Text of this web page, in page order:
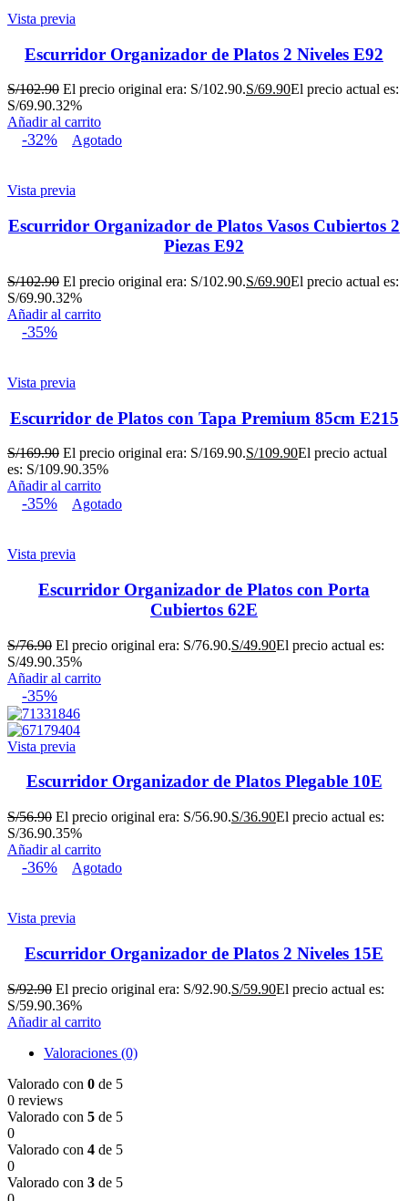
Vista previa
Escurridor Organizador de Platos 2 Niveles E92
S/102.90 El precio original era: S/102.90.S/69.90El precio actual es:
S/69.90.32%
Añadir al carrito
-32% Agotado
Vista previa
Escurridor Organizador de Platos Vasos Cubiertos 2
Piezas E92
S/102.90 El precio original era: S/102.90.S/69.90El precio actual es:
S/69.90.32%
Añadir al carrito
-35%
Vista previa
Escurridor de Platos con Tapa Premium 85cm E215
S/169.90 El precio original era: S/169.90.S/109.90El precio actual
es: S/109.90.35%
Añadir al carrito
-35% Agotado
Vista previa
Escurridor Organizador de Platos con Porta
Cubiertos 62E
S/76.90 El precio original era: S/76.90.S/49.90El precio actual es:
S/49.90.35%
Añadir al carrito
-35%
Vista previa
Escurridor Organizador de Platos Plegable 10E
S/56.90 El precio original era: S/56.90.S/36.90El precio actual es:
S/36.90.35%
Añadir al carrito
-36% Agotado
Vista previa
Escurridor Organizador de Platos 2 Niveles 15E
S/92.90 El precio original era: S/92.90.S/59.90El precio actual es:
S/59.90.36%
Añadir al carrito
Valoraciones (0)
Valorado con 0 de 5
0 reviews
Valorado con 5 de 5
0
Valorado con 4 de 5
0
Valorado con 3 de 5